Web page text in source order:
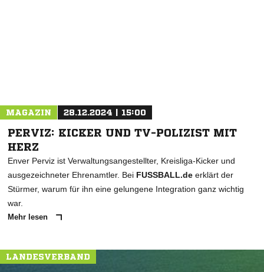
MAGAZIN 28.12.2024 | 15:00
PERVIZ: KICKER UND TV-POLIZIST MIT
HERZ
Enver Perviz ist Verwaltungsangestellter, Kreisliga-Kicker und
ausgezeichneter Ehrenamtler. Bei FUSSBALL.de erklärt der
Stürmer, warum für ihn eine gelungene Integration ganz wichtig
war.
Mehr lesen
LANDESVERBAND